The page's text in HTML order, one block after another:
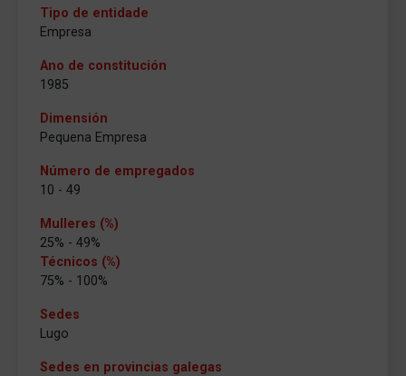
Tipo de entidade
Empresa
Ano de constitución
1985
Dimensión
Pequena Empresa
Número de empregados
10 - 49
Mulleres (%)
25% - 49%
Técnicos (%)
75% - 100%
Sedes
Lugo
Sedes en provincias galegas